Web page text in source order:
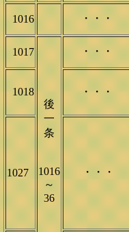
1016 ・・・
1017
後
一
条
1016
～
36
・・・
1018 ・・・
1027 ・・・